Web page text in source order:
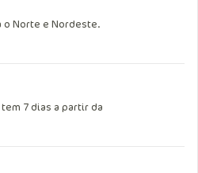
o Norte e Nordeste.
7 dias a partir da